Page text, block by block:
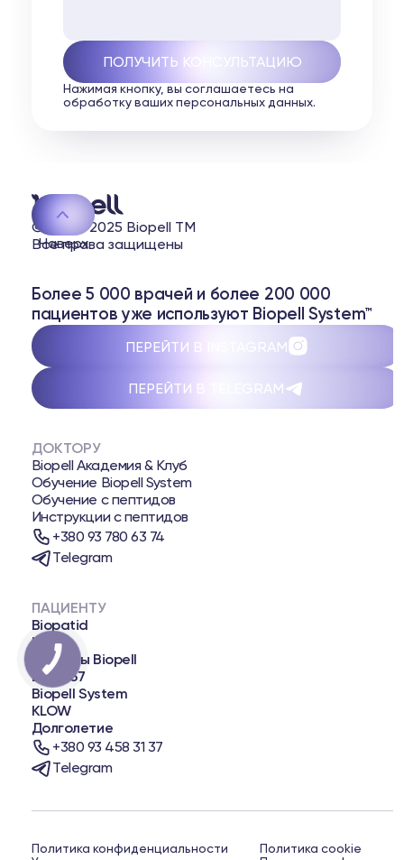
Нажимая кнопку, вы соглашаетесь на
обработку ваших персональных данных.
© 2020-2025 Biopell TM
Все права защищены
ДОКТОРУ
Biopell Академия & Клуб
Обучение Biopell System
Обучение с пептидов
Инструкции с пептидов
+380 93 780 63 74
Telegram
ПАЦИЕНТУ
Biopatid
NAD+
Пеллеты Biopell
BPC-157
Biopell System
KLOW
Долголетие
+380 93 458 31 37
Telegram
Более 5 000 врачей и более 200 000
пациентов уже используют Biopell System™
ПЕРЕЙТИ В INSTAGRAM
ПЕРЕЙТИ В TELEGRAM
Политика конфиденциальности
Политика cookie
Наверх